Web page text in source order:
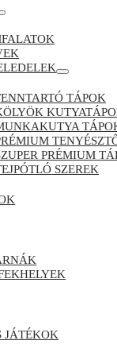
TÁPOK
PRÉMIUM
SZEREK
JÁTÉKOK